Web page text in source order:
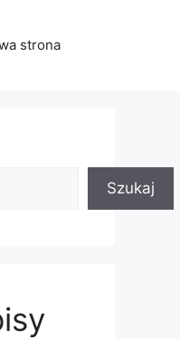
strona
Szukaj